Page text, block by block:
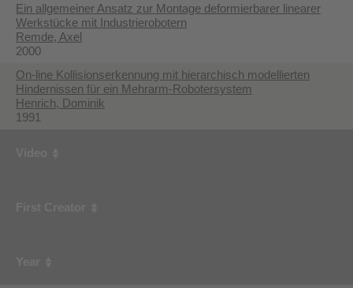
Ein allgemeiner Ansatz zur Montage deformierbarer linearer
Werkstücke mit Industrierobotern
Remde, Axel
2000
On-line Kollisionserkennung mit hierarchisch modellierten
Hindernissen für ein Mehrarm-Robotersystem
Henrich, Dominik
1991